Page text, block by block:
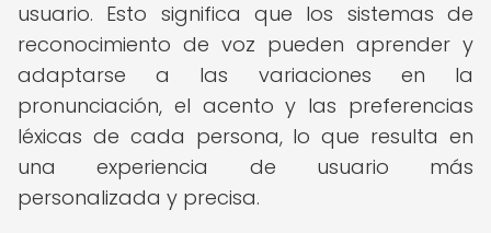
usuario. Esto significa que los sistemas de
reconocimiento de voz pueden aprender y
adaptarse a las variaciones en la
pronunciación, el acento y las preferencias
léxicas de cada persona, lo que resulta en
una experiencia de usuario más
personalizada y precisa.